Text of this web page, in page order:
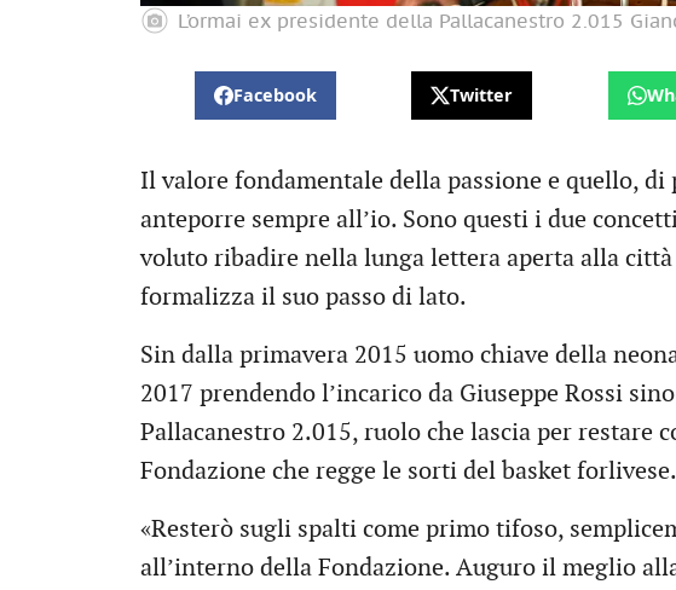
L’ormai ex presidente della Pallacanestro 2.015
Facebook Twitter
Il valore fondamentale della passione e quello, di
anteporre sempre all’io. Sono questi i due
voluto ribadire nella lunga lettera aperta alla
formalizza il suo passo di lato.
Sin dalla primavera 2015 uomo chiave della
2017 prendendo l’incarico da Giuseppe Rossi
Pallacanestro 2.015, ruolo che lascia per restare
Fondazione che regge le sorti del basket forlivese.
«Resterò sugli spalti come primo tifoso,
all’interno della Fondazione. Auguro il meglio